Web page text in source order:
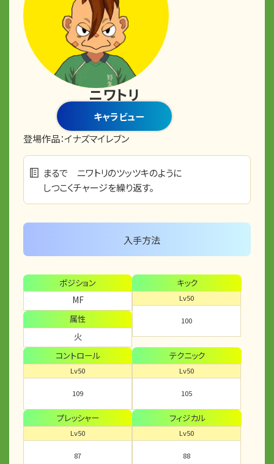
ニワトリ
キャラビュー
登場作品：イナズマイレブン
まるで ニワトリのツッツキのように
しつこくチャージを繰り返す。
入手方法
ポジション
MF
属性
火
キック
Lv50
100
コントロール
Lv50
109
テクニック
Lv50
105
プレッシャー
Lv50
87
フィジカル
Lv50
88